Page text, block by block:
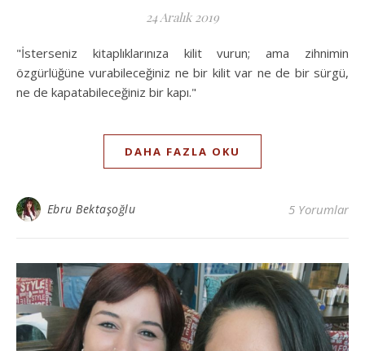
24 Aralık 2019
"İsterseniz kitaplıklarınıza kilit vurun; ama zihnimin
özgürlüğüne vurabileceğiniz ne bir kilit var ne de bir sürgü,
ne de kapatabileceğiniz bir kapı."
DAHA FAZLA OKU
Ebru Bektaşoğlu 5 Yorumlar